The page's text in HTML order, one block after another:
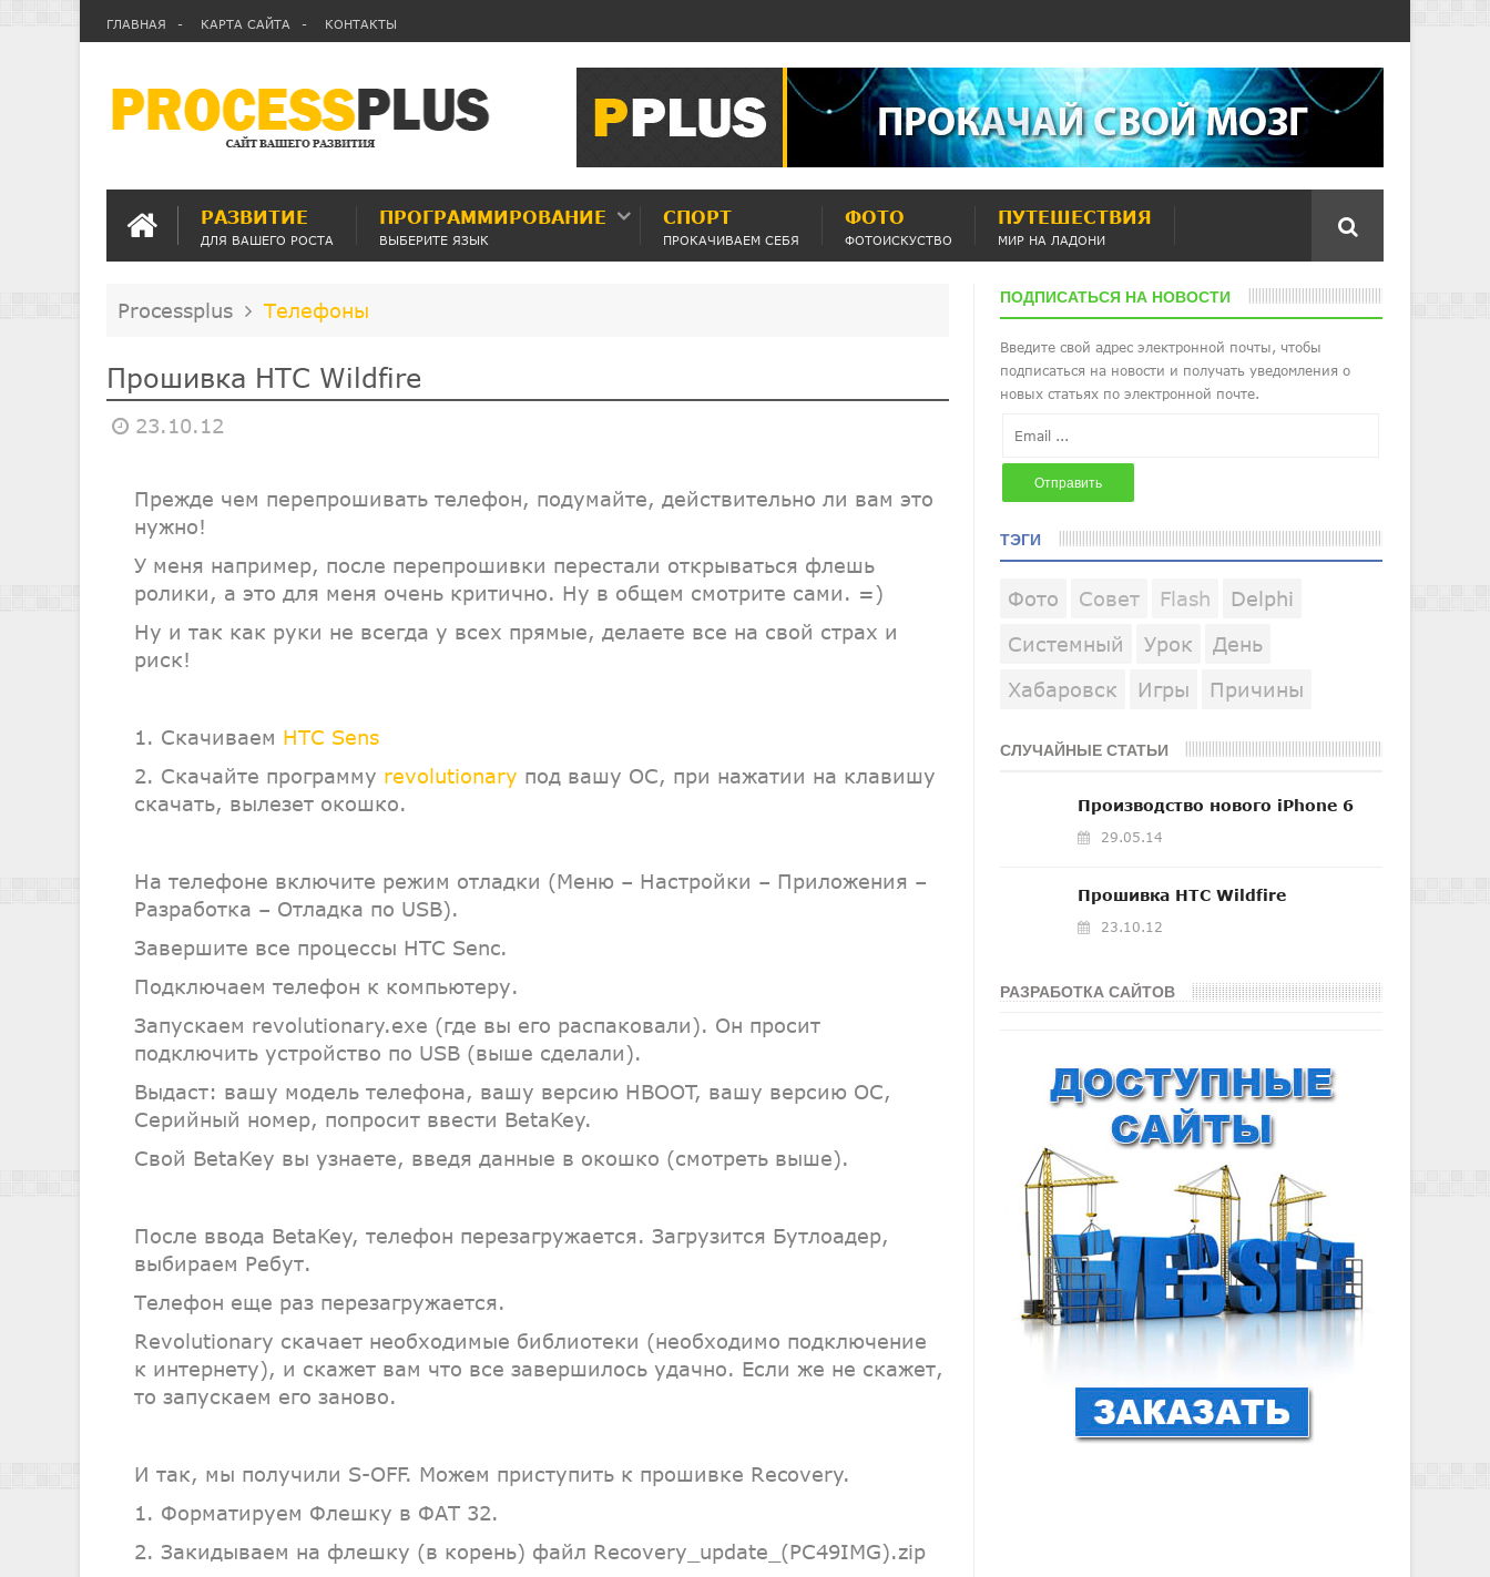
ГЛАВНАЯ КАРТА САЙТА КОНТАКТЫ
РАЗВИТИЕ
ДЛЯ ВАШЕГО РОСТА
ПРОГРАММИРОВАНИЕ
ВЫБЕРИТЕ ЯЗЫК
СПОРТ
ПРОКАЧИВАЕМ СЕБЯ
ФОТО
ФОТОИСКУСТВО
ПУТЕШЕСТВИЯ
МИР НА ЛАДОНИ
Processplus Телефоны
Прошивка HTC Wildfire
23.10.12
Прежде чем перепрошивать телефон, подумайте, действительно ли вам это
нужно!
У меня например, после перепрошивки перестали открываться флешь
ролики, а это для меня очень критично. Ну в общем смотрите сами. =)
Ну и так как руки не всегда у всех прямые, делаете все на свой страх и
риск!
1. Скачиваем HTC Sens
2. Скачайте программу revolutionary под вашу ОС, при нажатии на клавишу
скачать, вылезет окошко.
На телефоне включите режим отладки (Меню – Настройки – Приложения –
Разработка – Отладка по USB).
Завершите все процессы HTC Senc.
Подключаем телефон к компьютеру.
Запускаем revolutionary.exe (где вы его распаковали). Он просит
подключить устройство по USB (выше сделали).
Выдаст: вашу модель телефона, вашу версию HBOOT, вашу версию ОС,
Серийный номер, попросит ввести BetaKey.
Свой BetaKey вы узнаете, введя данные в окошко (смотреть выше).
После ввода BetaKey, телефон перезагружается. Загрузится Бутлоадер,
выбираем Ребут.
Телефон еще раз перезагружается.
Revolutionary скачает необходимые библиотеки (необходимо подключение
к интернету), и скажет вам что все завершилось удачно. Если же не скажет,
то запускаем его заново.
И так, мы получили S-OFF. Можем приступить к прошивке Recovery.
1. Форматируем Флешку в ФАТ 32.
2. Закидываем на флешку (в корень) файл Recovery_update_(PC49IMG).zip
ПОДПИСАТЬСЯ НА НОВОСТИ
ТЭГИ
Фото Совет Flash
Delphi
Системный
Урок
День
Хабаровск
Игры Причины
СЛУЧАЙНЫЕ СТАТЬИ
Производство нового iPhone 6
29.05.14
Прошивка HTC Wildfire
23.10.12
РАЗРАБОТКА САЙТОВ